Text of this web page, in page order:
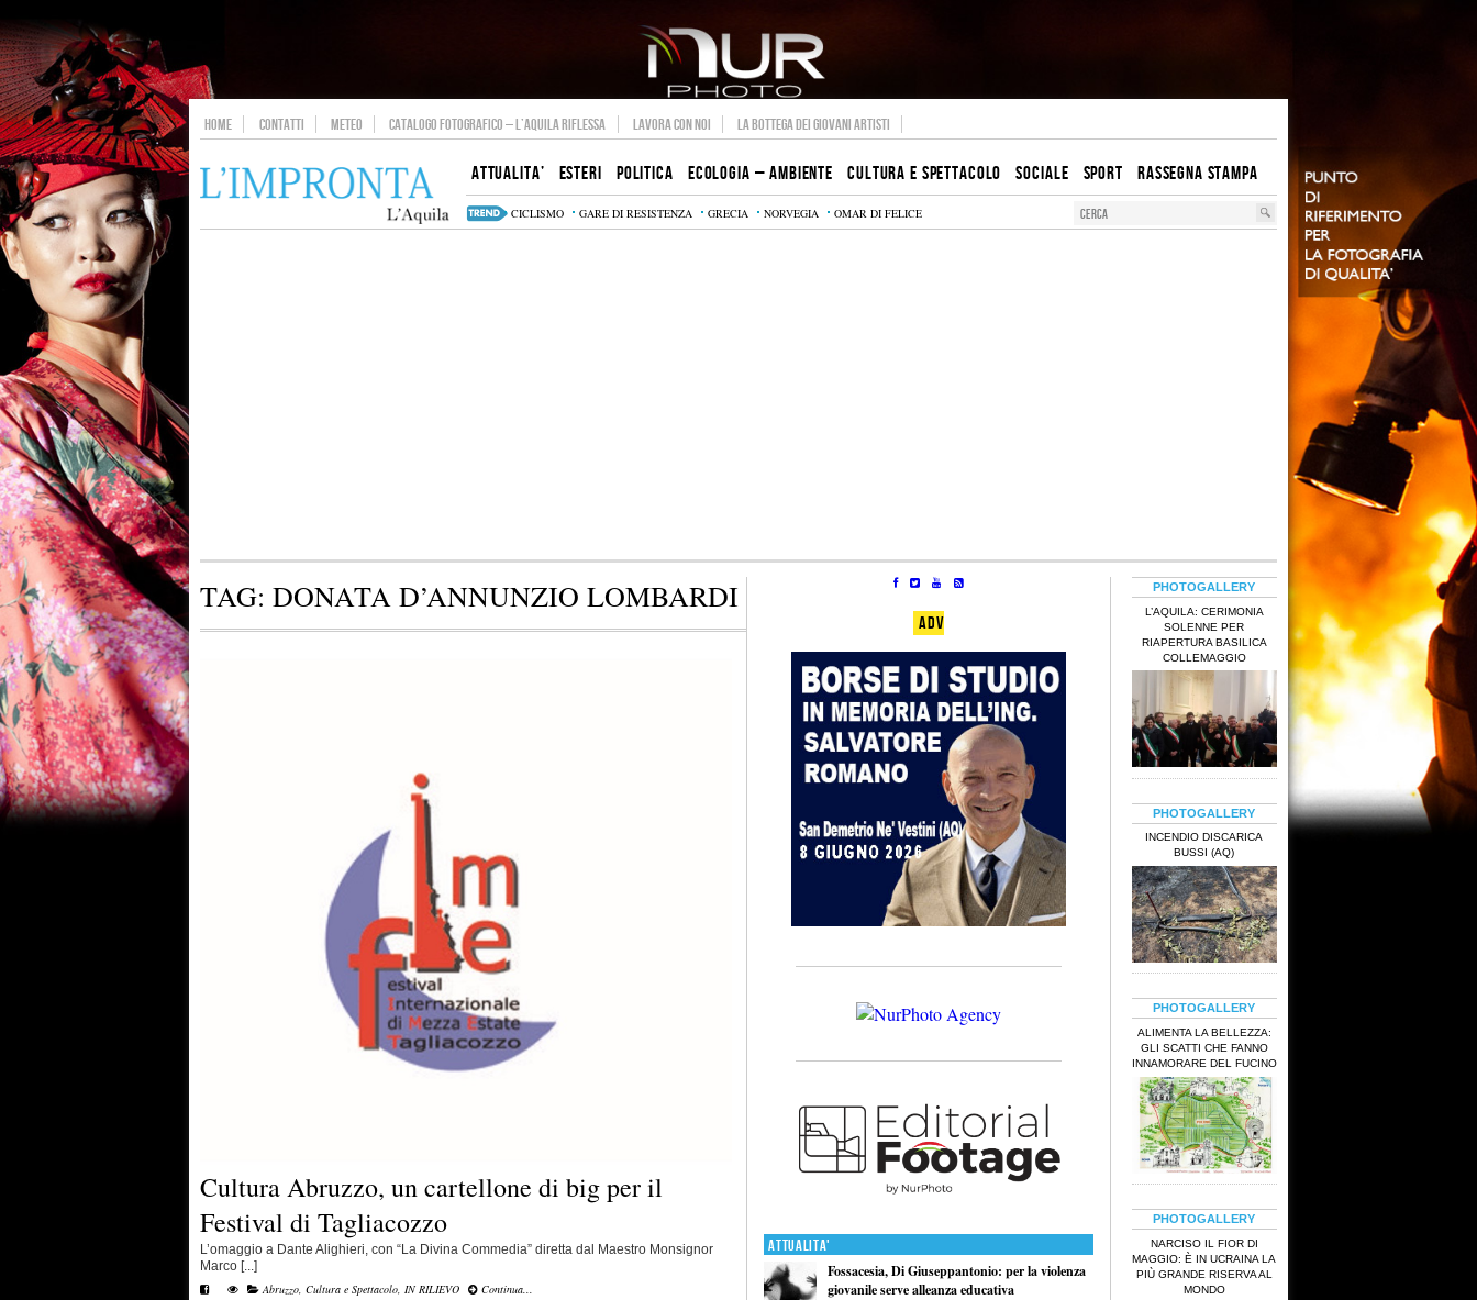
HOME CONTATTI METEO CATALOGO FOTOGRAFICO – L’AQUILA RIFLESSA LAVORA CON NOI LA BOTTEGA DEI GIOVANI ARTISTI
ATTUALITA’ ESTERI POLITICA ECOLOGIA – AMBIENTE CULTURA E SPETTACOLO SOCIALE SPORT RASSEGNA STAMPA
CICLISMO GARE DI RESISTENZA GRECIA NORVEGIA OMAR DI FELICE
TAG: DONATA D’ANNUNZIO LOMBARDI
Cultura Abruzzo, un cartellone di big per il
Festival di Tagliacozzo
L’omaggio a Dante Alighieri, con “La Divina Commedia” diretta dal Maestro Monsignor
Marco [...]
Abruzzo, Cultura e Spettacolo, IN RILIEVO Continua...
ADV
Attualita'
Fossacesia, Di Giuseppantonio: per la violenza
giovanile serve alleanza educativa
PHOTOGALLERY
L’AQUILA: CERIMONIA
SOLENNE PER
RIAPERTURA BASILICA
COLLEMAGGIO
PHOTOGALLERY
INCENDIO DISCARICA
BUSSI (AQ)
PHOTOGALLERY
ALIMENTA LA BELLEZZA:
GLI SCATTI CHE FANNO
INNAMORARE DEL FUCINO
PHOTOGALLERY
NARCISO IL FIOR DI
MAGGIO: È IN UCRAINA LA
PIÙ GRANDE RISERVA AL
MONDO